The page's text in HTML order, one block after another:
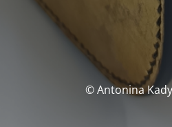
© Antonina